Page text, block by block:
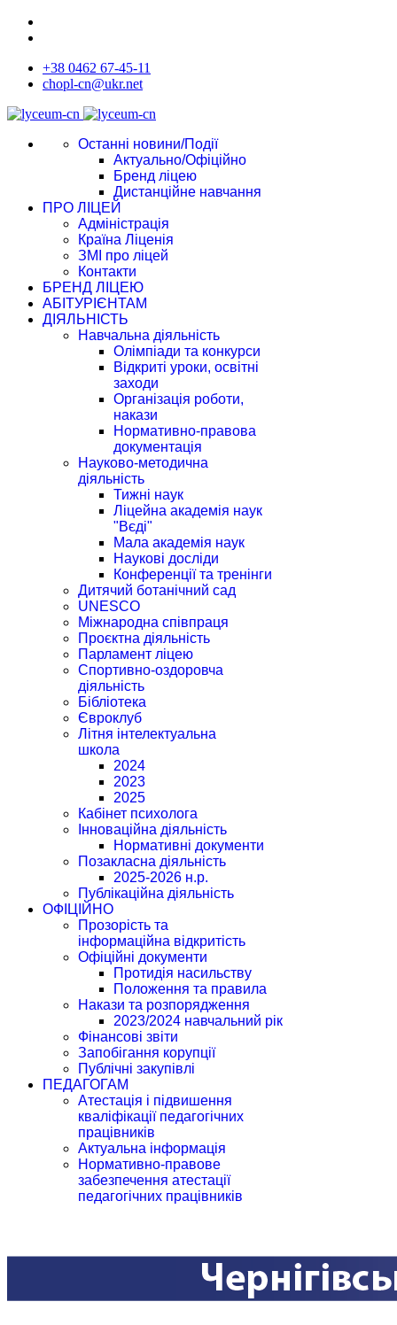
+38 0462 67-45-11
chopl-cn@ukr.net
Останні новини/Події
Актуально/Офіційно
Бренд ліцею
Дистанційне навчання
ПРО ЛІЦЕЙ
Адміністрація
Країна Ліценія
ЗМІ про ліцей
Контакти
БРЕНД ЛІЦЕЮ
АБІТУРІЄНТАМ
ДІЯЛЬНІСТЬ
Навчальна діяльність
Олімпіади та конкурси
Відкриті уроки, освітні
заходи
Організація роботи,
накази
Нормативно-правова
документація
Науково-методична
діяльність
Тижні наук
Ліцейна академія наук
"Вєді"
Мала академія наук
Наукові досліди
Конференції та тренінги
Дитячий ботанічний сад
UNESCO
Міжнародна співпраця
Проєктна діяльність
Парламент ліцею
Спортивно-оздоровча
діяльність
Бібліотека
Євроклуб
Літня інтелектуальна
школа
2024
2023
2025
Кабінет психолога
Інноваційна діяльність
Нормативні документи
Позакласна діяльність
2025-2026 н.р.
Публікаційна діяльність
ОФІЦІЙНО
Прозорість та
інформаційна відкритість
Офіційні документи
Протидія насильству
Положення та правила
Накази та розпорядження
2023/2024 навчальний рік
Фінансові звіти
Запобігання корупції
Публічні закупівлі
ПЕДАГОГАМ
Атестація і підвишення
кваліфікації педагогічних
працівників
Актуальна інформація
Нормативно-правове
забезпечення атестації
педагогічних працівників